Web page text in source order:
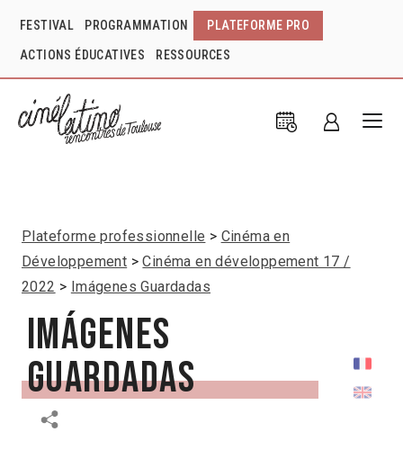
FESTIVAL PROGRAMMATION PLATEFORME PRO
ACTIONS ÉDUCATIVES RESSOURCES
Plateforme professionnelle
Cinéma en
Développement
Cinéma en développement 17 /
2022
Imágenes Guardadas
Imágenes
Guardadas